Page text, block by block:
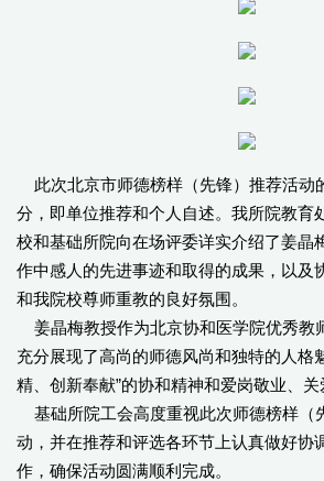
此次北京市师德榜样（先锋）推荐活动
分，即单位推荐和个人自述。我所院教育
校和基础所院向在场评委详实介绍了姜晶
作中感人的先进事迹和取得的成果，以及
和我院校尊师重教的良好氛围。
姜晶梅教授作为北京协和医学院优秀教
充分展现了高尚的师德风尚和独特的人格
精、创新奉献”的协和精神和爱岗敬业、关
基础所院工会高度重视此次师德榜样（
动，并在推荐和评选各环节上认真做好协
作，确保活动圆满顺利完成。